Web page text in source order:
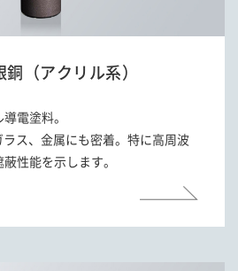
銅 （アクリル系）
電塗料。
ス、金属にも密着。特に高周波
性能を示します。